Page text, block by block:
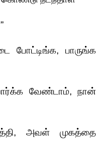
பாருங்க
வேண்டாம், நான்
அவள் முகத்தை